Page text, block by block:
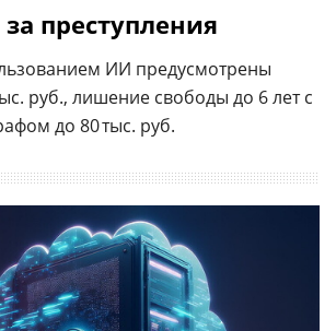
преступления
ИИ предусмотрены
руб., лишение свободы до 6 лет с
до 80 тыс. руб.